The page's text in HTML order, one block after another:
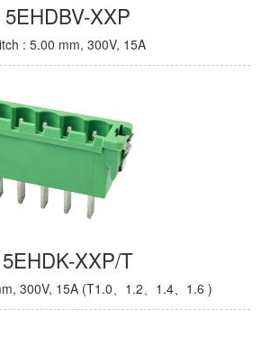
5EHDBV-XXP
: 5.00 mm, 300V, 15A
5EHDK-XXP/T
300V, 15A (T1.0、1.2、1.4、1.6 )